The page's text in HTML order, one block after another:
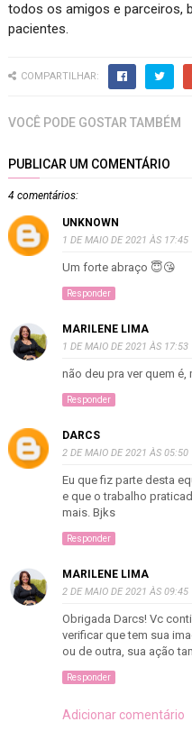
todos os amigos e parceiros,
pacientes.
COMPARTILHAR:
VOCÊ PODE GOSTAR TAMBÉM
PUBLICAR UM COMENTÁRIO
4 comentários:
UNKNOWN
1 DE MAIO DE 2021 ÀS 17:45
Um forte abraço 😇😘
Responder
MARILENE LIMA
1 DE MAIO DE 2021 ÀS 17:53
não deu pra ver quem é,
Responder
DARCS
2 DE MAIO DE 2021 ÀS 05:50
Eu que fiz parte desta
e que o trabalho
mais. Bjks
Responder
MARILENE LIMA
2 DE MAIO DE 2021 ÀS 09:45
Obrigada Darcs! Vc
verificar que tem sua
ou de outra, sua ação
Responder
Adicionar comentário